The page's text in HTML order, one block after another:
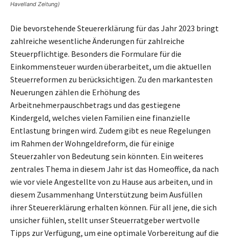
Havelland Zeitung)
Die bevorstehende Steuererklärung für das Jahr 2023 bringt
zahlreiche wesentliche Änderungen für zahlreiche
Steuerpflichtige. Besonders die Formulare für die
Einkommensteuer wurden überarbeitet, um die aktuellen
Steuerreformen zu berücksichtigen. Zu den markantesten
Neuerungen zählen die Erhöhung des
Arbeitnehmerpauschbetrags und das gestiegene
Kindergeld, welches vielen Familien eine finanzielle
Entlastung bringen wird. Zudem gibt es neue Regelungen
im Rahmen der Wohngeldreform, die für einige
Steuerzahler von Bedeutung sein könnten. Ein weiteres
zentrales Thema in diesem Jahr ist das Homeoffice, da nach
wie vor viele Angestellte von zu Hause aus arbeiten, und in
diesem Zusammenhang Unterstützung beim Ausfüllen
ihrer Steuererklärung erhalten können. Für all jene, die sich
unsicher fühlen, stellt unser Steuerratgeber wertvolle
Tipps zur Verfügung, um eine optimale Vorbereitung auf die